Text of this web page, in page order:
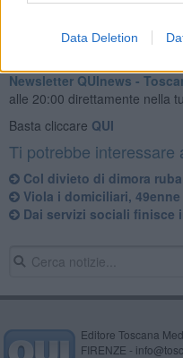
Data Deletion
Newsletter QUInews -
alle 20:00 direttamente nella
Basta cliccare QUI
Ti potrebbe interessare
Col divieto di dimora
Viola i domiciliari, 49enne
Dai servizi sociali finisce
Editore Toscana
FIRENZE -